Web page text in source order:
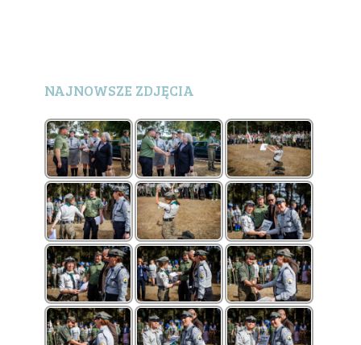
NAJNOWSZE ZDJĘCIA